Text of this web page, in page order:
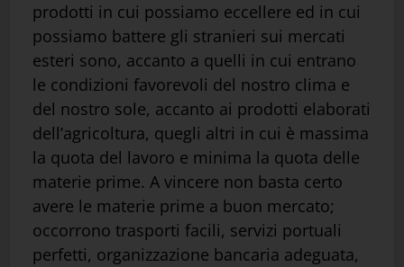
prodotti in cui possiamo eccellere ed in cui
possiamo battere gli stranieri sui mercati
esteri sono, accanto a quelli in cui entrano
le condizioni favorevoli del nostro clima e
del nostro sole, accanto ai prodotti elaborati
dell’agricoltura, quegli altri in cui è massima
la quota del lavoro e minima la quota delle
materie prime. A vincere non basta certo
avere le materie prime a buon mercato;
occorrono trasporti facili, servizi portuali
perfetti, organizzazione bancaria adeguata,